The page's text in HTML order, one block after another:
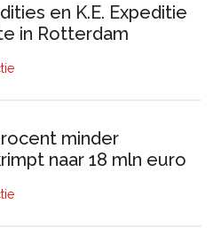
en K.E. Expeditie
in Rotterdam
minder
naar 18 mln euro